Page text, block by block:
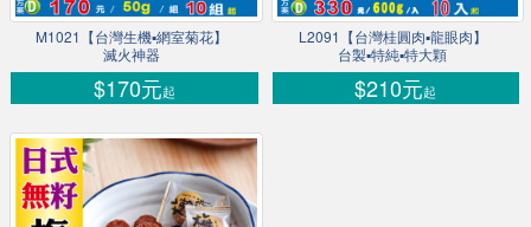
M1021【台灣生機▪網室菊花】
滅火神器
$170元起
L2091【台灣桂圓肉▪龍眼肉】
台製▪特純▪特大顆
$210元起